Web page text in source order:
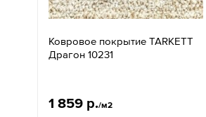
Ковровое покрытие TARKETT
Драгон 10231
1 859 р./м2